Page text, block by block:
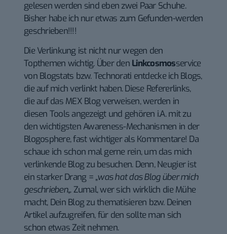
gelesen werden sind eben zwei Paar Schuhe.
Bisher habe ich nur etwas zum Gefunden-werden
geschrieben!!!!
Die Verlinkung ist nicht nur wegen den
Topthemen wichtig. Über den Linkcosmosservice
von Blogstats bzw.Technorati entdecke ich Blogs,
die auf mich verlinkt haben. Diese Refererlinks,
die auf das MEX Blog verweisen, werden in
diesen Tools angezeigt und gehören i.A. mit zu
den wichtigsten Awareness-Mechanismen in der
Blogosphere, fast wichtiger als Kommentare! Da
schaue ich schon mal gerne rein, um das mich
verlinkende Blog zu besuchen. Denn, Neugier ist
ein starker Drang = „was hat das Blog über mich
geschrieben„. Zumal, wer sich wirklich die Mühe
macht, Dein Blog zu thematisieren bzw. Deinen
Artikel aufzugreifen, für den sollte man sich
schon etwas Zeit nehmen.